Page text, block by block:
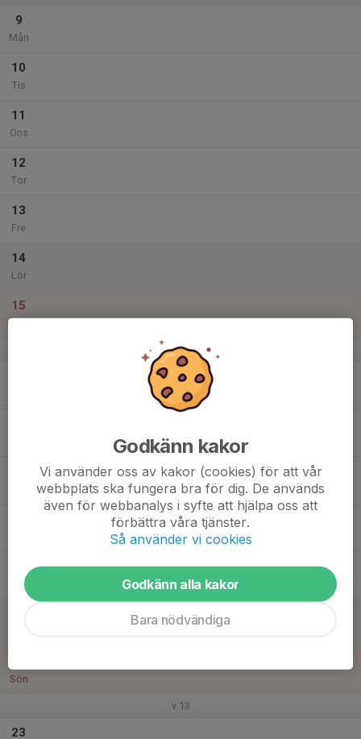
9
Mån
10
Tis
11
Ons
12
Tor
13
Fre
14
Lör
15
Sön
v.12
Fre
Sön
v.13
23
Godkänn kakor
Vi använder oss av kakor (cookies) för att vår
webbplats ska fungera bra för dig. De används
även för webbanalys i syfte att hjälpa oss att
förbättra våra tjänster.
Så använder vi cookies
Godkänn alla kakor
Bara nödvändiga